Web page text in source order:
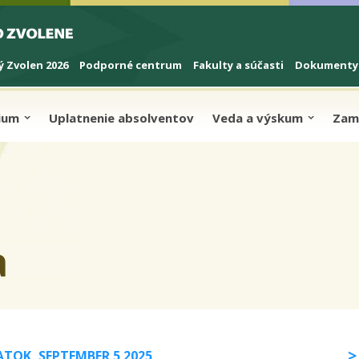
Zvolen 2026 Podporné centrum Fakulty a súčasti Dokumenty
Uplatnenie absolventov Veda a výskum